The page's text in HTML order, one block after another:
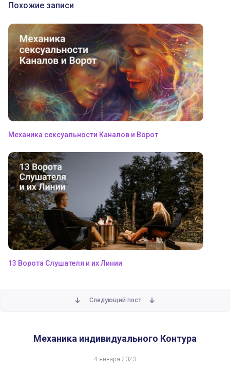
Похожие записи
Механика сексуальности Каналов и Ворот
13 Ворота Слушателя и их Линии
Следующий пост
Механика индивидуального Контура
4 января 2023